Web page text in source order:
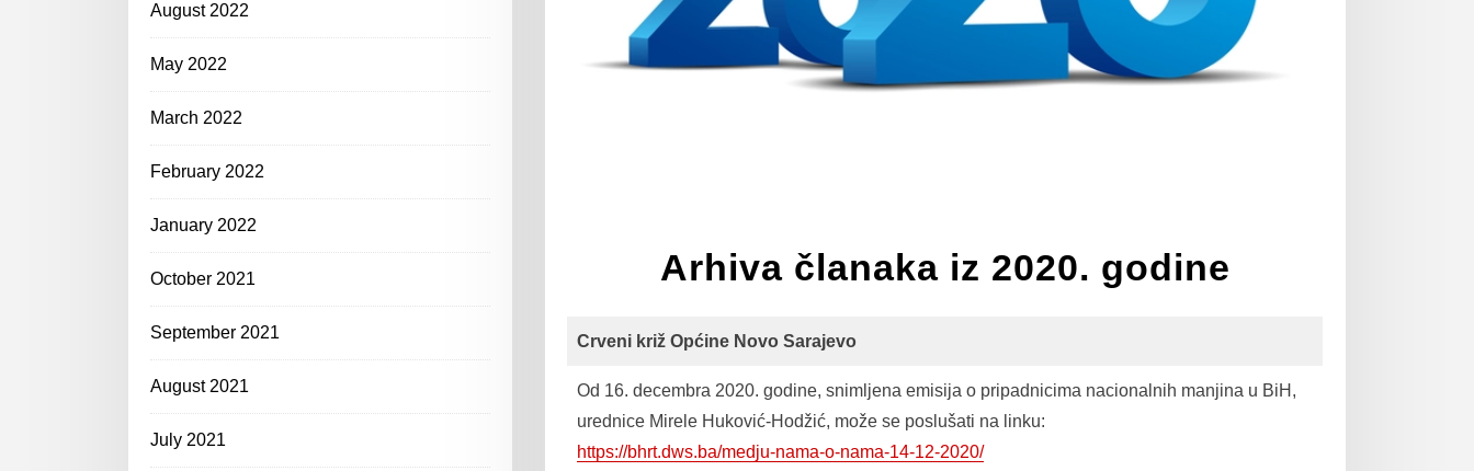
August 2022
May 2022
March 2022
February 2022
January 2022
October 2021
September 2021
August 2021
July 2021
Arhiva članaka iz 2020. godine
Crveni križ Općine Novo Sarajevo
Od 16. decembra 2020. godine, snimljena emisija o pripadnicima nacionalnih manjina u BiH,
urednice Mirele Huković-Hodžić, može se poslušati na linku:
https://bhrt.dws.ba/medju-nama-o-nama-14-12-2020/